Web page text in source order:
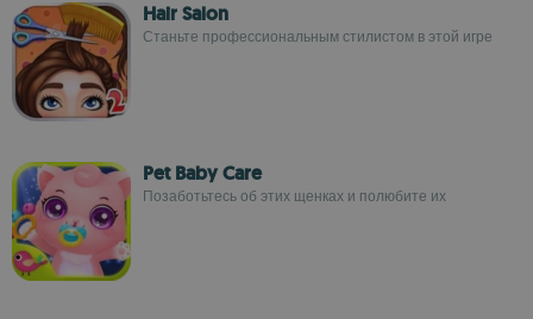
Hair Salon
Станьте профессиональным стилистом в этой игре
Pet Baby Care
Позаботьтесь об этих щенках и полюбите их